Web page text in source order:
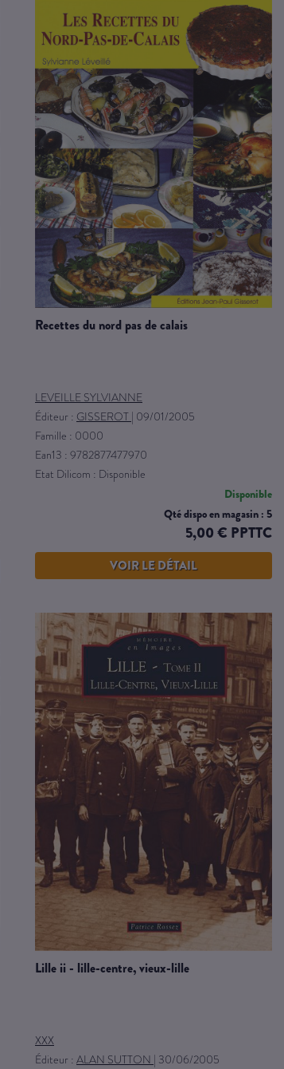
recettes du nord pas de calais
LEVEILLE SYLVIANNE
Éditeur : GISSEROT 09/01/2005
Famille : 0000
Ean13 : 9782877477970
Etat Dilicom : Disponible
Disponible
Qté dispo en magasin : 5
5,00 € PPTTC
VOIR LE DÉTAIL
lille ii - lille-centre, vieux-lille
XXX
Éditeur : ALAN SUTTON 30/06/2005